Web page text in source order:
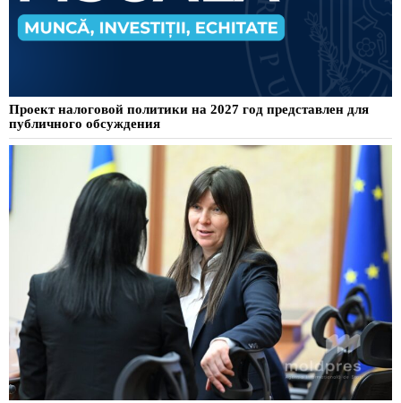
Проект налоговой политики на 2027 год представлен для
публичного обсуждения